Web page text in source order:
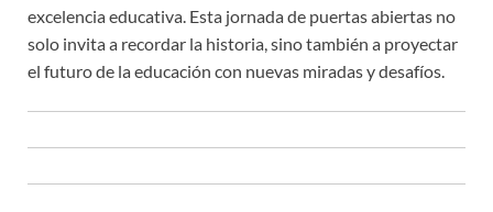
excelencia educativa. Esta jornada de puertas abiertas no
solo invita a recordar la historia, sino también a proyectar
el futuro de la educación con nuevas miradas y desafíos.